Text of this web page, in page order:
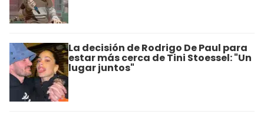
La decisión de Rodrigo De Paul para
estar más cerca de Tini Stoessel: "Un
lugar juntos"